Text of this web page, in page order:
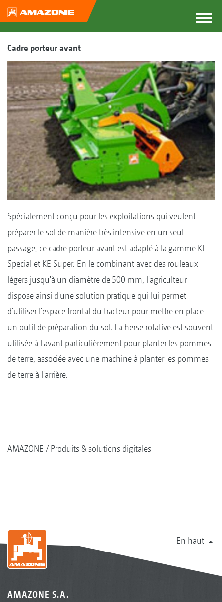
Cadre porteur avant
Spécialement conçu pour les exploitations qui veulent
préparer le sol de manière très intensive en un seul
passage, ce cadre porteur avant est adapté à la gamme KE
Special et KE Super. En le combinant avec des rouleaux
légers jusqu'à un diamètre de 500 mm, l'agriculteur
dispose ainsi d'une solution pratique qui lui permet
d'utiliser l'espace frontal du tracteur pour mettre en place
un outil de préparation du sol. La herse rotative est souvent
utilisée à l'avant particulièrement pour planter les pommes
de terre, associée avec une machine à planter les pommes
de terre à l'arrière.
AMAZONE Produits & solutions digitales
En haut
AMAZONE S.A.